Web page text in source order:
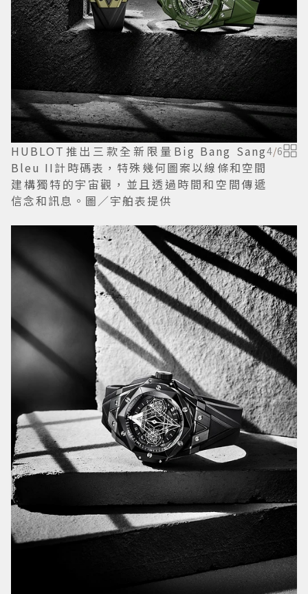
HUBLOT推出三款全新限量Big Bang Sang
Bleu II計時碼表，特殊幾何圖案以線條和空間
建構獨特的宇宙觀，並且透過時間和空間傳遞
信念和訊息。圖／宇舶表提供
4/6